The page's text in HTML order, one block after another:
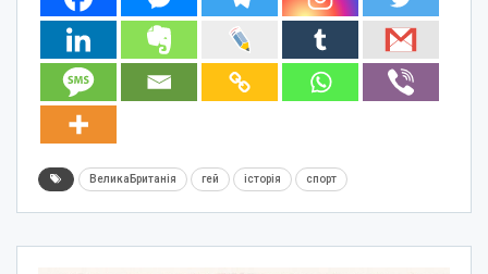
ВеликаБританія гей історія спорт